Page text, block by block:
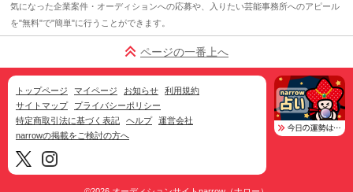
気になった企業案件・オーディションへの応募や、入りたい芸能事務所へのアピール
を"無料"で"簡単"に行うことができます。
ページの一番上へ
トップページ マイページ お知らせ
利用規約
サイトマップ
プライバシーポリシー
特定商取引法に基づく表記
ヘルプ
運営会社
narrowの掲載をご検討の方へ